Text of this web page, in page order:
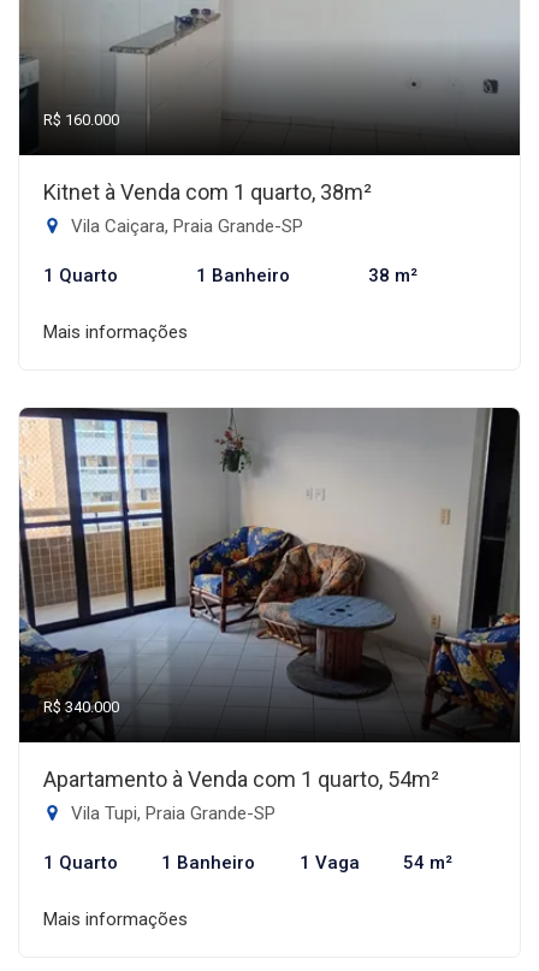
R$ 160.000
Kitnet à Venda com 1 quarto, 38m²
Vila Caiçara, Praia Grande-SP
1 Quarto 1 Banheiro 38 m²
Mais informações
R$ 340.000
Apartamento à Venda com 1 quarto, 54m²
Vila Tupi, Praia Grande-SP
1 Quarto 1 Banheiro 1 Vaga 54 m²
Mais informações